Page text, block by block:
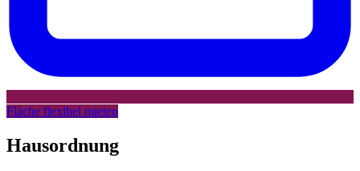
Fläche flexibel mieten
Hausordnung